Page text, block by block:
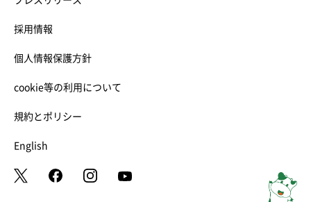
採用情報
個人情報保護方針
cookie等の利用について
規約とポリシー
English